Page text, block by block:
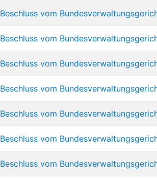
Beschluss vom
Beschluss vom
Beschluss vom
Beschluss vom
Beschluss vom
Beschluss vom
Beschluss vom